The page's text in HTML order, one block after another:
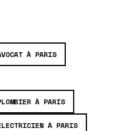
À PARIS
À PARIS
À PARIS